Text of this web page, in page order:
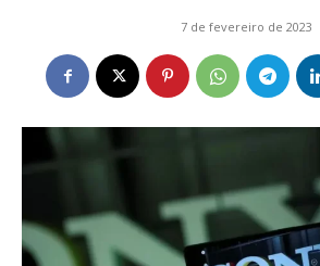
7 de fevereiro de 2023